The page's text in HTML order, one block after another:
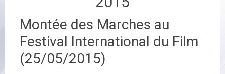
Montée des Marches au
Festival International du Film
(25/05/2015)